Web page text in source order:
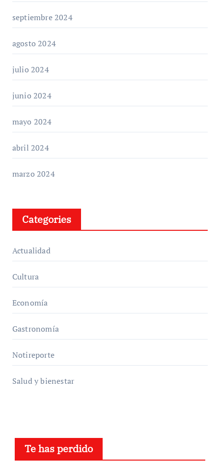
septiembre 2024
agosto 2024
julio 2024
junio 2024
mayo 2024
abril 2024
marzo 2024
Categories
Actualidad
Cultura
Economía
Gastronomía
Notireporte
Salud y bienestar
Te has perdido